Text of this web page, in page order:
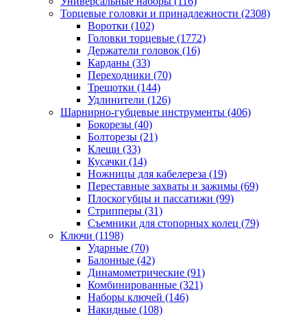
Торцевые головки и принадлежности (2308)
Воротки (102)
Головки торцевые (1772)
Держатели головок (16)
Карданы (33)
Переходники (70)
Трещотки (144)
Удлинители (126)
Шарнирно-губцевые инструменты (406)
Бокорезы (40)
Болторезы (21)
Клещи (33)
Кусачки (14)
Ножницы для кабелереза (19)
Переставные захваты и зажимы (69)
Плоскогубцы и пассатижи (99)
Стрипперы (31)
Съемники для стопорных колец (79)
Ключи (1198)
Ударные (70)
Балонные (42)
Динамометрические (91)
Комбинированные (321)
Наборы ключей (146)
Накидные (108)